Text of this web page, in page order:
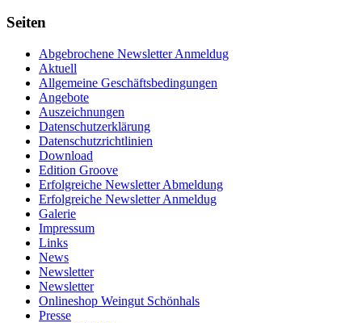
Seiten
Abgebrochene Newsletter Anmeldug
Aktuell
Allgemeine Geschäftsbedingungen
Angebote
Auszeichnungen
Datenschutzerklärung
Datenschutzrichtlinien
Download
Edition Groove
Erfolgreiche Newsletter Abmeldung
Erfolgreiche Newsletter Anmeldug
Galerie
Impressum
Links
News
Newsletter
Newsletter
Onlineshop Weingut Schönhals
Presse